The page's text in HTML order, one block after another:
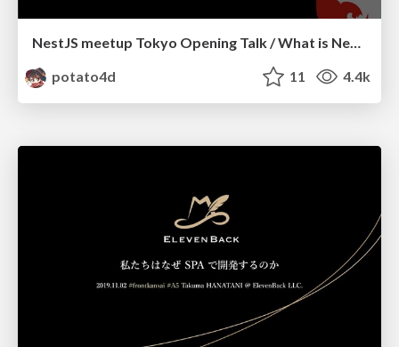
NestJS meetup Tokyo Opening Talk / What is NestJS? #nestjs_meetup
potato4d
11 4.4k